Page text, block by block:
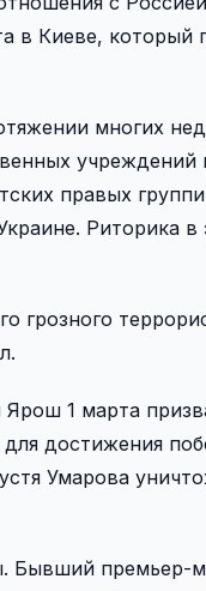
в Киеве, который
многих
учреждений
правых
Риторика в
грозного
1 марта
достижения
Умарова
Бывший премьер-